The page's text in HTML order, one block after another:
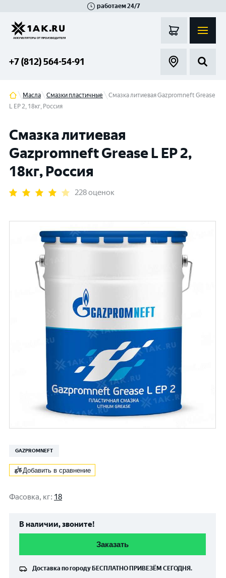
работаем 24/7
+7 (812) 564-54-91
Масла Смазки пластичные
Смазка литиевая Gazpromneft Grease
L EP 2, 18кг, Россия
Смазка литиевая
Gazpromneft Grease L EP 2,
18кг, Россия
228 оценок
GAZPROMNEFT
Добавить в сравнение
Фасовка, кг: 18
В наличии, звоните!
Заказать
Доставка по городу БЕСПЛАТНО ПРИВЕЗЁМ СЕГОДНЯ.
Гатчина